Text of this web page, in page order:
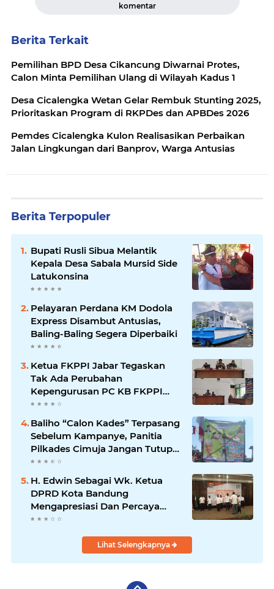
komentar
Berita Terkait
Pemilihan BPD Desa Cikancung Diwarnai Protes,
Calon Minta Pemilihan Ulang di Wilayah Kadus 1
Desa Cicalengka Wetan Gelar Rembuk Stunting 2025,
Prioritaskan Program di RKPDes dan APBDes 2026
Pemdes Cicalengka Kulon Realisasikan Perbaikan
Jalan Lingkungan dari Banprov, Warga Antusias
Berita Terpopuler
Bupati Rusli Sibua Melantik
Kepala Desa Sabala Mursid Side
Latukonsina
Pelayaran Perdana KM Dodola
Express Disambut Antusias,
Baling-Baling Segera Diperbaiki
Ketua FKPPI Jabar Tegaskan
Tak Ada Perubahan
Kepengurusan PC KB FKPPI
Sumedang, Ketua Cabang
Baliho “Calon Kades” Terpasang
Sebelum Kampanye, Panitia
Pilkades Cimuja Jangan Tutup
Mata
H. Edwin Sebagai Wk. Ketua
DPRD Kota Bandung
Mengapresiasi Dan Percaya
Penuh Kepada Kepemimpinan
Lpm Kota Bandung Periode
Lihat Selengkapnya